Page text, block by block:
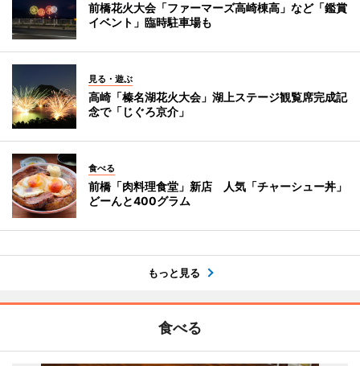
前橋花火大会「ファーマーズ高崎棟高」など「鑑賞
イベント」臨時駐車場も
見る・遊ぶ
高崎「榛名湖花火大会」湖上ステージ観覧席完成記
念で「じぐろ京介」
食べる
前橋「肉料理食堂」新店 人気「チャーシュー丼」
どーんと400グラム
もっと見る
食べる